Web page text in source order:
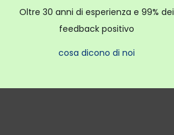
Oltre 30 anni di esperienza e 99% dei
feedback positivo
cosa dicono di noi